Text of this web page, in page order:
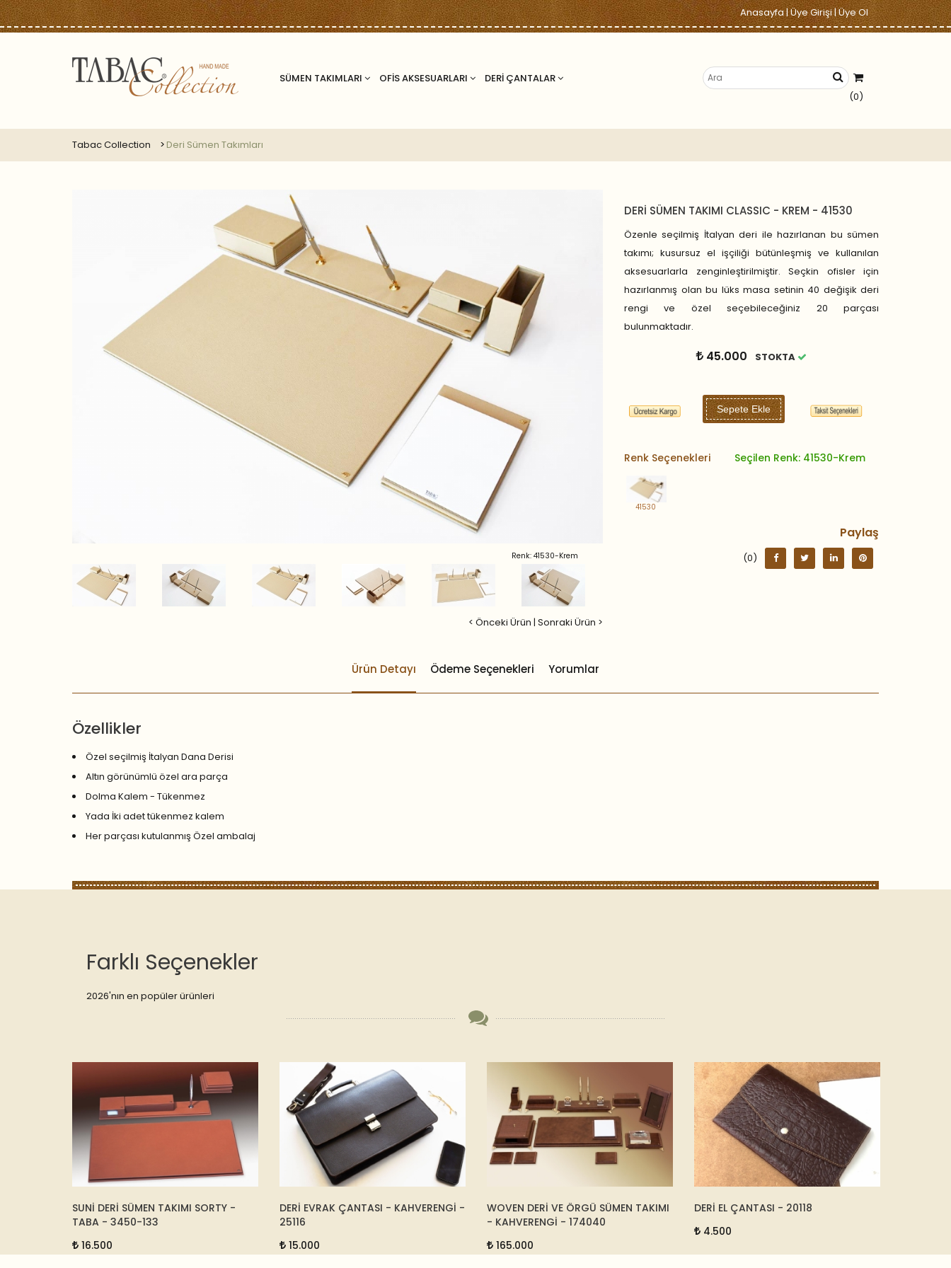
Anasayfa|Üye Girişi|Üye Ol
SÜMEN TAKIMLARI OFİS AKSESUARLARI
DERİ ÇANTALAR
(0)
Tabac Collection Deri Sümen Takımları
Renk: 41530-Krem
< Önceki Ürün | Sonraki Ürün >
DERİ SÜMEN TAKIMI CLASSIC - KREM - 41530
Özenle seçilmiş İtalyan deri ile hazırlanan bu sümen
takımı; kusursuz el işçiliği bütünleşmiş ve kullanılan
aksesuarlarla zenginleştirilmiştir. Seçkin ofisler için
hazırlanmış olan bu lüks masa setinin 40 değişik deri
rengi ve özel seçebileceğiniz 20 parçası
bulunmaktadır.
45.000 STOKTA
Sepete Ekle
Renk Seçenekleri Seçilen Renk: 41530-Krem
41530
Paylaş
(0)
Ürün Detayı Ödeme Seçenekleri Yorumlar
Özellikler
Özel seçilmiş İtalyan Dana Derisi
Altın görünümlü özel ara parça
Dolma Kalem - Tükenmez
Yada İki adet tükenmez kalem
Her parçası kutulanmış Özel ambalaj
Farklı Seçenekler
2026'nın en popüler ürünleri
SUNİ DERİ SÜMEN TAKIMI SORTY -
TABA - 3450-133
16.500
DERİ EVRAK ÇANTASI - KAHVERENGİ -
25116
15.000
WOVEN DERİ VE ÖRGÜ SÜMEN TAKIMI
- KAHVERENGİ - 174040
165.000
DERİ EL ÇANTASI - 20118
4.500